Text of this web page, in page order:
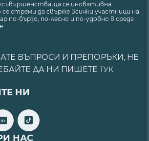
усъвършенстваща се иновативна
стреми да свърже всички участници на
по-бързо, по-лесно и по-удобно в среда
ВЪПРОСИ И ПРЕПОРЪКИ, НЕ
ДА НИ ПИШЕТЕ ТУК
НИ
НАС